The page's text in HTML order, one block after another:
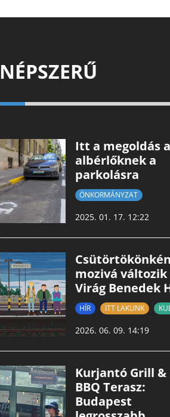
NÉPSZERŰ
Itt a megoldás
albérlőknek a
parkolásra
ÖNKORMÁNYZAT
2025. 01. 17. 12:22
mozivá változik
Virág Benedek
HÍR ITT LAKUNK
2026. 06. 09. 14:19
Kurjantó Grill &
BBQ Terasz:
Budapest